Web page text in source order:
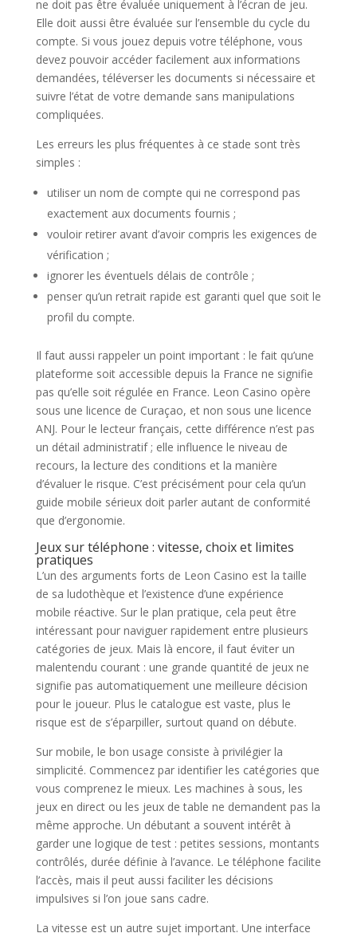
ne doit pas être évaluée uniquement à l’écran de jeu.
Elle doit aussi être évaluée sur l’ensemble du cycle du
compte. Si vous jouez depuis votre téléphone, vous
devez pouvoir accéder facilement aux informations
demandées, téléverser les documents si nécessaire et
suivre l’état de votre demande sans manipulations
compliquées.
Les erreurs les plus fréquentes à ce stade sont très
simples :
utiliser un nom de compte qui ne correspond pas
exactement aux documents fournis ;
vouloir retirer avant d’avoir compris les exigences de
vérification ;
ignorer les éventuels délais de contrôle ;
penser qu’un retrait rapide est garanti quel que soit le
profil du compte.
Il faut aussi rappeler un point important : le fait qu’une
plateforme soit accessible depuis la France ne signifie
pas qu’elle soit régulée en France. Leon Casino opère
sous une licence de Curaçao, et non sous une licence
ANJ. Pour le lecteur français, cette différence n’est pas
un détail administratif ; elle influence le niveau de
recours, la lecture des conditions et la manière
d’évaluer le risque. C’est précisément pour cela qu’un
guide mobile sérieux doit parler autant de conformité
que d’ergonomie.
Jeux sur téléphone : vitesse, choix et limites
pratiques
L’un des arguments forts de Leon Casino est la taille
de sa ludothèque et l’existence d’une expérience
mobile réactive. Sur le plan pratique, cela peut être
intéressant pour naviguer rapidement entre plusieurs
catégories de jeux. Mais là encore, il faut éviter un
malentendu courant : une grande quantité de jeux ne
signifie pas automatiquement une meilleure décision
pour le joueur. Plus le catalogue est vaste, plus le
risque est de s’éparpiller, surtout quand on débute.
Sur mobile, le bon usage consiste à privilégier la
simplicité. Commencez par identifier les catégories que
vous comprenez le mieux. Les machines à sous, les
jeux en direct ou les jeux de table ne demandent pas la
même approche. Un débutant a souvent intérêt à
garder une logique de test : petites sessions, montants
contrôlés, durée définie à l’avance. Le téléphone facilite
l’accès, mais il peut aussi faciliter les décisions
impulsives si l’on joue sans cadre.
La vitesse est un autre sujet important. Une interface